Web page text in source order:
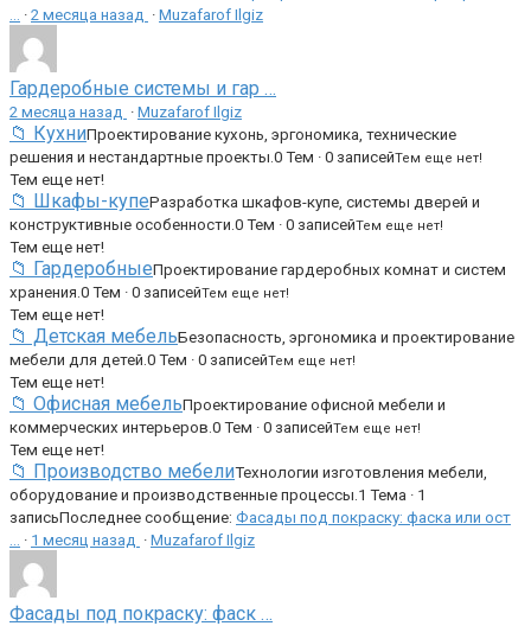
· 2 месяца назад · Muzafarof Ilgiz
Гардеробные системы и гар …
2 месяца назад · Muzafarof Ilgiz
📁 КухниПроектирование кухонь, эргономика, технические
решения и нестандартные проекты. 0 Тем · 0 записейТем еще нет!
Тем еще нет!
📁 Шкафы-купеРазработка шкафов-купе, системы дверей и
конструктивные особенности. 0 Тем · 0 записейТем еще нет!
Тем еще нет!
📁 ГардеробныеПроектирование гардеробных комнат и систем
хранения. 0 Тем · 0 записейТем еще нет!
Тем еще нет!
📁 Детская мебельБезопасность, эргономика и проектирование
мебели для детей. 0 Тем · 0 записейТем еще нет!
Тем еще нет!
📁 Офисная мебельПроектирование офисной мебели и
коммерческих интерьеров. 0 Тем · 0 записейТем еще нет!
Тем еще нет!
📁 Производство мебелиТехнологии изготовления мебели,
оборудование и производственные процессы. 1 Тема · 1
записьПоследнее сообщение: Фасады под покраску: фаска или ост
· 1 месяц назад · Muzafarof Ilgiz
Фасады под покраску: фаск …